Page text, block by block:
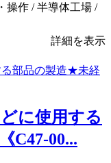
操作 / 半導体工場 /
詳細を表示
に使用する
C47-00...